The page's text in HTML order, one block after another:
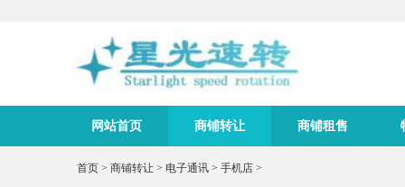
网站首页 商铺转让 商铺租售
首页> 商铺转让> 电子通讯> 手机店>